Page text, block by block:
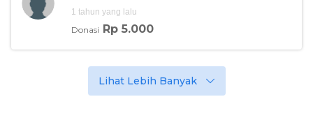
relawannya. Itu kadang satu kelas itu ada sekitar
sepuluh sampai belasan anak, kadang yang ngajar
cuma 3 atau 2,” jelasnya.
1 tahun yang lalu
Donasi Rp 5.000
Lihat Lebih Banyak